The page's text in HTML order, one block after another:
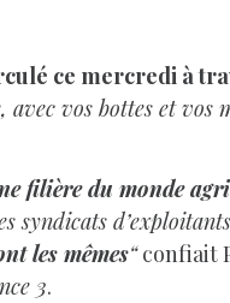
ce mercredi à
avec vos bottes et
filière du monde
syndicats
les mêmes“confiait
3.